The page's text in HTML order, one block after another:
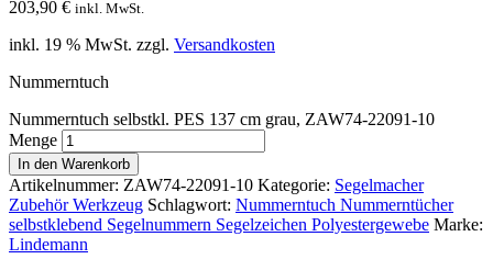
203,90 € inkl. MwSt.
inkl. 19 % MwSt. zzgl. Versandkosten
Nummerntuch
Nummerntuch selbstkl. PES 137 cm grau, ZAW74-22091-10
Menge
In den Warenkorb
Artikelnummer: ZAW74-22091-10 Kategorie: Segelmacher
Zubehör Werkzeug Schlagwort: Nummerntuch Nummerntücher
selbstklebend Segelnummern Segelzeichen Polyestergewebe Marke:
Lindemann